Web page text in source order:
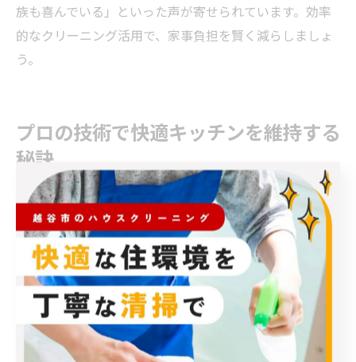
族も喜んでいる」といった声が寄せられています。効率
的なクリーニング活用で、家事負担を賢く減らしましょ
う。
プロの技術で快適キッチンを維持する
秘訣
レンジフードクリーニングはプロ依頼が安心な理由
レンジフードクリーニングを検討する際、多くの方が
「自分でできるのでは？」と考えがちですが、実はプロ
に依頼することで得られる安心感は大きなものです。家
庭用の洗剤や道具では落としきれない頑固な油汚れや、
手の届かない内部のファン部分まで徹底的に分解・洗浄